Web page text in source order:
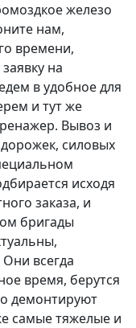
железо
нам,
времени,
на
в удобное для
и тут же
Вывоз и
силовых
исходя
заказа, и
бригады
всегда
время, берутся
демонтируют
самые тяжелые и